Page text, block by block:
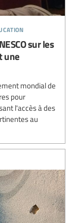
sur les
une
mondial de
pour
l'accès à des
au